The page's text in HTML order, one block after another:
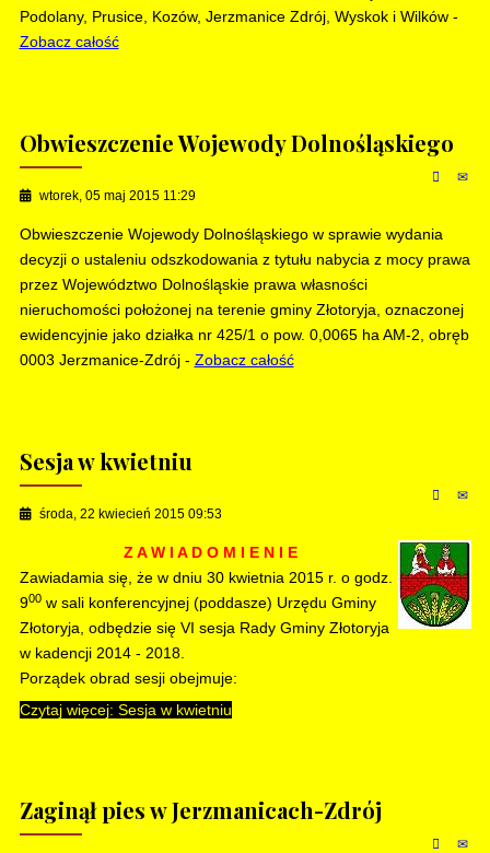
Podolany, Prusice, Kozów, Jerzmanice Zdrój, Wyskok i Wilków -
Zobacz całość
Obwieszczenie Wojewody Dolnośląskiego
wtorek, 05 maj 2015 11:29
Obwieszczenie Wojewody Dolnośląskiego w sprawie wydania
decyzji o ustaleniu odszkodowania z tytułu nabycia z mocy prawa
przez Województwo Dolnośląskie prawa własności
nieruchomości położonej na terenie gminy Złotoryja, oznaczonej
ewidencyjnie jako działka nr 425/1 o pow. 0,0065 ha AM-2, obręb
0003 Jerzmanice-Zdrój - Zobacz całość
Sesja w kwietniu
środa, 22 kwiecień 2015 09:53
Z A W I A D O M I E N I E
Zawiadamia się, że w dniu 30 kwietnia 2015 r. o godz.
900w sali konferencyjnej (poddasze) Urzędu Gminy
Złotoryja, odbędzie się VI sesja Rady Gminy Złotoryja
w kadencji 2014 - 2018.
Porządek obrad sesji obejmuje:
Czytaj więcej: Sesja w kwietniu
Zaginął pies w Jerzmanicach-Zdrój